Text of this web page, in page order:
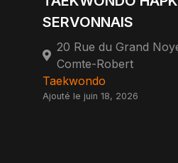
SERVONNAIS
20 Rue du Grand
Comte-Robert
Taekwondo
Ajouté le juin 18, 2026